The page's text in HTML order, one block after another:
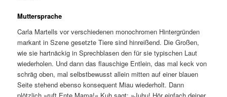
Muttersprache
Carla Martells vor verschiedenen monochromen Hintergründen
markant in Szene gesetzte Tiere sind hinreißend. Die Großen,
wie sie hartnäckig in Sprechblasen den für sie typischen Laut
wiederholen. Und dann das flauschige Entlein, das mal keck von
schräg oben, mal selbstbewusst allein mitten auf einer blauen
Seite stehend ebenso konsequent Miau wiederholt. Dann